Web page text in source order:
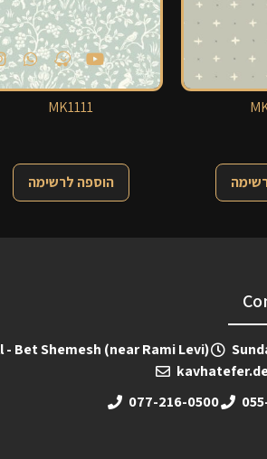
MK1111
הוספה לרשימה
- Bet Shemesh (near Rami Levi)
077-216-0500